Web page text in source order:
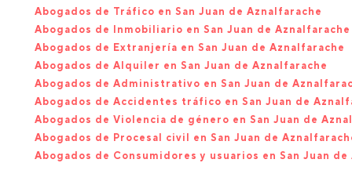
Abogados de Tráfico en San Juan de Aznalfarache
Abogados de Inmobiliario en San Juan de Aznalfarache
Abogados de Extranjería en San Juan de Aznalfarache
Abogados de Alquiler en San Juan de Aznalfarache
Abogados de Administrativo en San Juan de
Abogados de Accidentes tráfico en San Juan de
Abogados de Violencia de género en San Juan de
Abogados de Procesal civil en San Juan de
Abogados de Consumidores y usuarios en San Juan